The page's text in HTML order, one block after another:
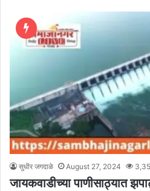
सुधीर जगदाळे August 27, 2024
जायकवाडीच्या पाणीसाठ्यात